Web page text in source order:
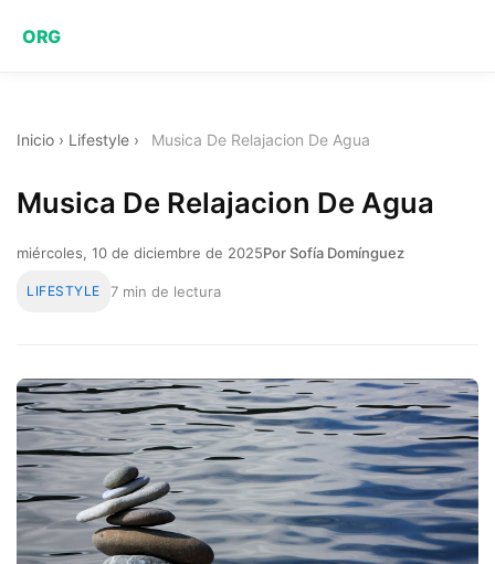
ORG
Inicio › Lifestyle › Musica De Relajacion De Agua
Musica De Relajacion De Agua
miércoles, 10 de diciembre de 2025Por Sofía Domínguez
LIFESTYLE 7 min de lectura